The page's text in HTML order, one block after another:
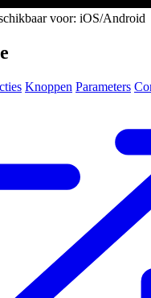
voor: iOS/Android
Knoppen Parameters